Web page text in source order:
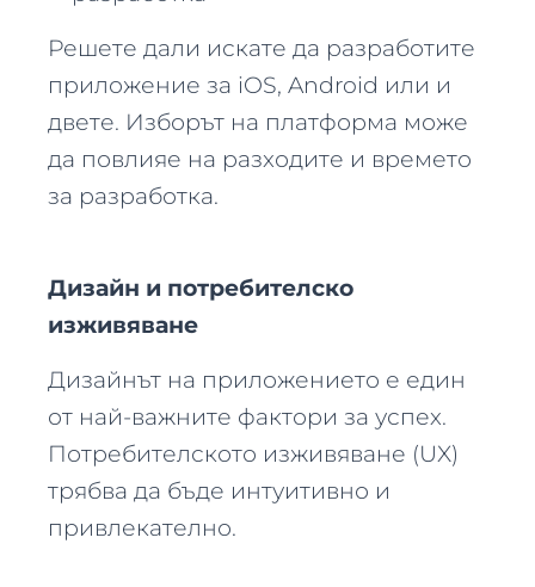
Решете дали искате да разработите
приложение за iOS, Android или и
двете. Изборът на платформа може
да повлияе на разходите и времето
за разработка.
Дизайн и потребителско
изживяване
Дизайнът на приложението е един
от най-важните фактори за успех.
Потребителското изживяване (UX)
трябва да бъде интуитивно и
привлекателно.